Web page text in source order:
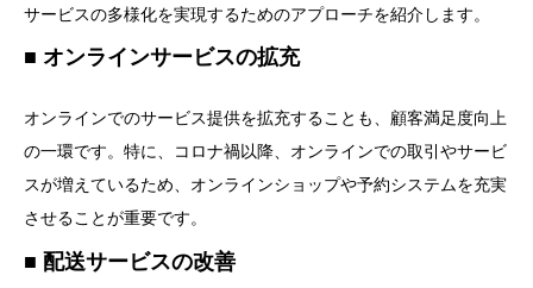
サービスの多様化を実現するためのアプローチを紹介します。
オンラインサービスの拡充
オンラインでのサービス提供を拡充することも、顧客満足度向上
の一環です。特に、コロナ禍以降、オンラインでの取引やサービ
スが増えているため、オンラインショップや予約システムを充実
させることが重要です。
配送サービスの改善